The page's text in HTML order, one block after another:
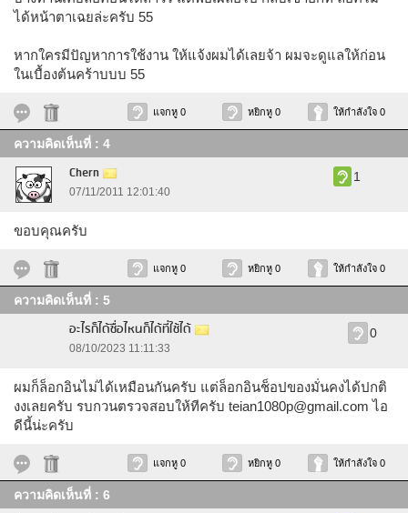
ได้หน้าตาเฉยล่ะครับ 55
หากใครมีปัญหาการใช้งาน ให้แจ้งผมได้เลยจ้า ผมจะดูแลให้ก่อน
ในเบื้องต้นคร้าบบบ 55
แจกหู 0 หยิกหู 0 ให้กำลังใจ 0
ความคิดเห็นที่ : 4
Chern
07/11/2011 12:01:40
1
ขอบคุณครับ
แจกหู 0 หยิกหู 0 ให้กำลังใจ 0
ความคิดเห็นที่ : 5
อะไรก็ได้ชื่อไหนก็ได้ที่ใช้ได้
08/10/2023 11:11:33
0
ผมก็ล็อกอินไม่ได้เหมือนกันครับ แต่ล็อกอินช็อปของมั่นคงได้ปกติ
งงเลยครับ รบกวนตรวจสอบให้ทีครับ teian1080p@gmail.com ไอ
ดีนี้น่ะครับ
แจกหู 0 หยิกหู 0 ให้กำลังใจ 0
ความคิดเห็นที่ : 6